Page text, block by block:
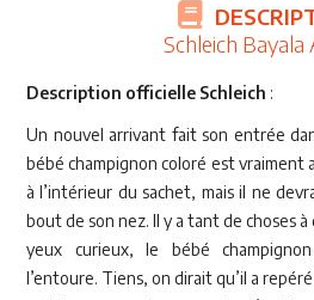
Schleich Bayala
Description officielle Schleich :
Un nouvel arrivant fait son entrée
bébé champignon coloré est vraiment
à l’intérieur du sachet, mais il ne
bout de son nez. Il y a tant de choses à
yeux curieux, le bébé
l’entoure. Tiens, on dirait qu’il a